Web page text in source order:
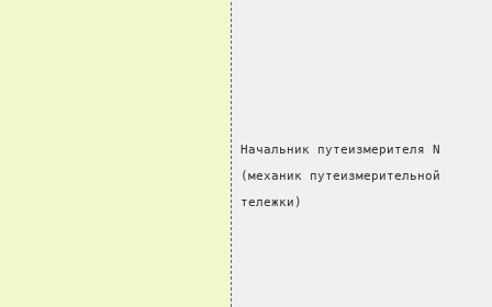
Начальник путеизмерителя N
(механик путеизмерительной
тележки)